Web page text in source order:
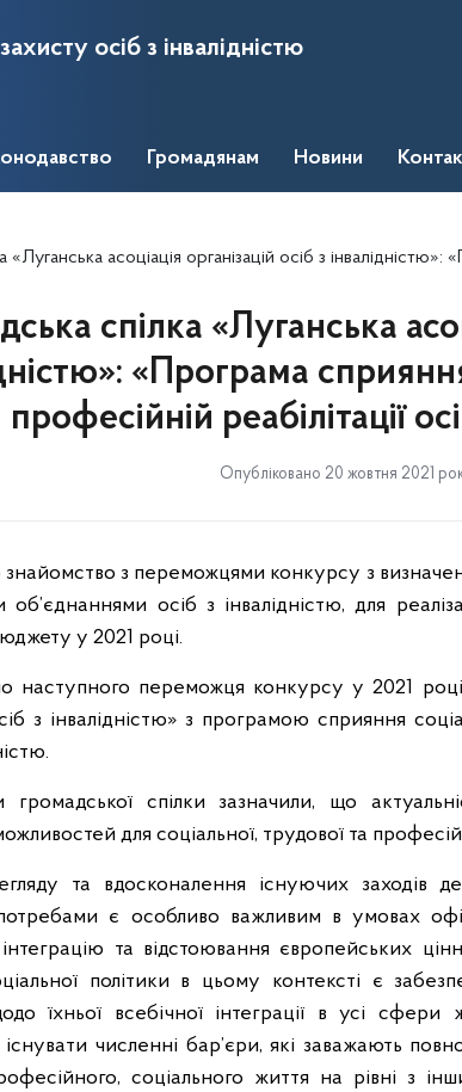
осіб з інвалідністю
Громадянам Новини
організацій осіб з інвалідністю»: «Програма сприяння соціальній, трудовій та професійній реабілітації осіб
спілка «Луганська
«Програма
професійній реабілітації
Опубліковано 20 жовтня 2021
з переможцями конкурсу з
об’єднаннями осіб з інвалідністю, для
у 2021 році.
наступного переможця конкурсу у 2021
з інвалідністю» з програмою сприяння
громадської спілки зазначили, що
для соціальної, трудової та
та вдосконалення існуючих заходів
є особливо важливим в умовах
та відстоювання європейських
політики в цьому контексті є
їхньої всебічної інтеграції в усі сфери
численні бар’єри, які заважають
соціального життя на рівні з